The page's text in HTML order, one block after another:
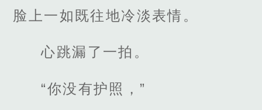
脸上一如既往地冷淡表情。
心跳漏了一拍。
“你没有护照，”